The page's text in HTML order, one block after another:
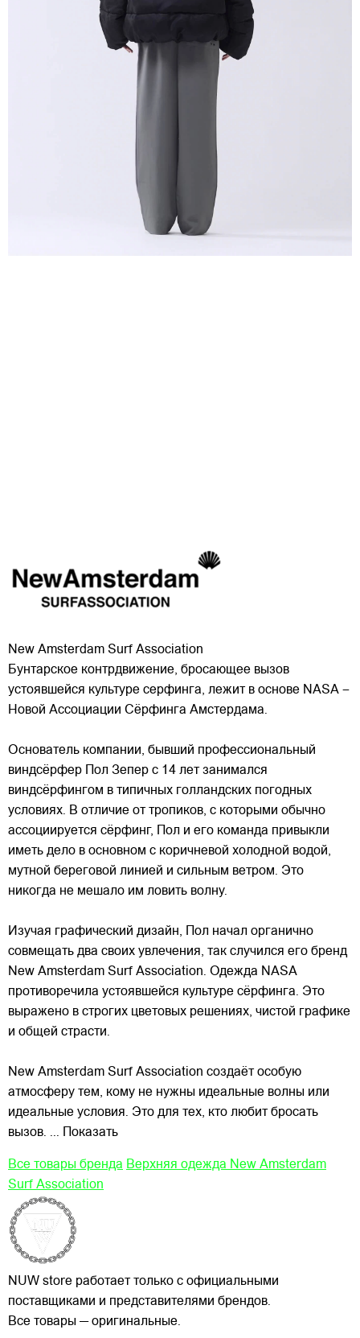
New Amsterdam Surf Association
Бунтарское контрдвижение, бросающее вызов
устоявшейся культуре серфинга, лежит в основе NASA –
Новой Ассоциации Сёрфинга Амстердама.
Основатель компании, бывший профессиональный
виндсёрфер Пол Зепер с 14 лет занимался
виндсёрфингом в типичных голландских погодных
условиях. В отличие от тропиков, с которыми обычно
ассоциируется сёрфинг, Пол и его команда привыкли
иметь дело в основном с коричневой холодной водой,
мутной береговой линией и сильным ветром. Это
никогда не мешало им ловить волну.
Изучая графический дизайн, Пол начал органично
совмещать два своих увлечения, так случился его бренд
New Amsterdam Surf Association. Одежда NASA
противоречила устоявшейся культуре сёрфинга. Это
выражено в строгих цветовых решениях, чистой графике
и общей страсти.
New Amsterdam Surf Association создаёт особую
атмосферу тем, кому не нужны идеальные волны или
идеальные условия. Это для тех, кто любит бросать
вызов. ... Показать
Все товары бренда Верхняя одежда New Amsterdam
Surf Association
NUW store работает только с официальными
поставщиками и представителями брендов.
Все товары — оригинальные.